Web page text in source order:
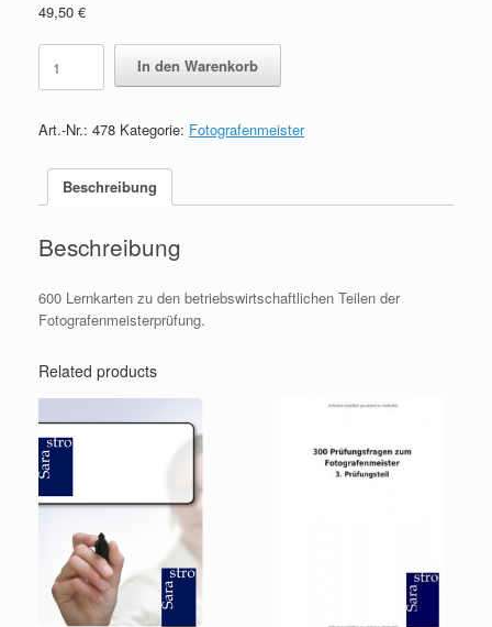
49,50 €
Lernkarten
zum
Fotografenmeister
In den Warenkorb
Art.-Nr.: 478 Kategorie: Fotografenmeister
Beschreibung
Beschreibung
600 Lernkarten zu den betriebswirtschaftlichen Teilen der
Fotografenmeisterprüfung.
Related products